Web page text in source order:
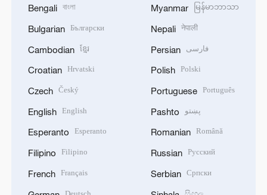
Bengali বাংলা
Bulgarian Български
Cambodian ខ្មែរ
Croatian Hrvatski
Czech Český
English English
Esperanto Esperanto
Filipino Filipino
French Français
Myanmar မြန်မာဘာသာ
Nepali नेपाली
Persian فارسی
Polish Polski
Portuguese Português
Pashto پښتو
Romanian Română
Russian Русский
Serbian Српски